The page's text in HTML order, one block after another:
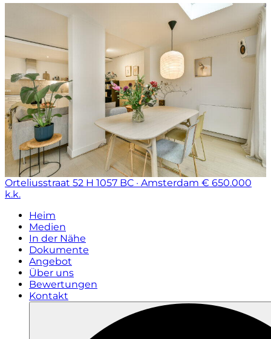
Orteliusstraat 52 H 1057 BC · Amsterdam € 650.000
k.k.
Heim
Medien
In der Nähe
Dokumente
Angebot
Über uns
Bewertungen
Kontakt